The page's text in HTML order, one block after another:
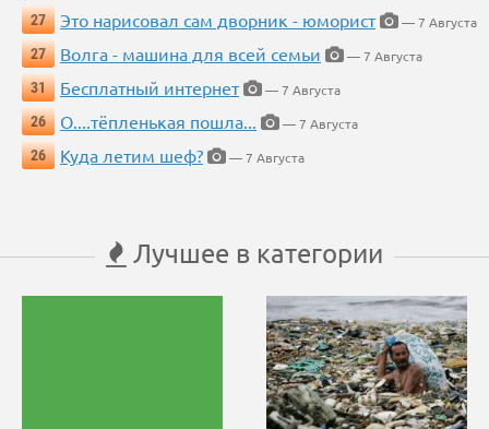
27
Это нарисовал сам дворник - юморист
— 7 Августа
27
Волга - машина для всей семьи
— 7 Августа
31
Бесплатный интернет
— 7 Августа
26
О....тёпленькая пошла...
— 7 Августа
26
Куда летим шеф? — 7 Августа
Лучшее в категории